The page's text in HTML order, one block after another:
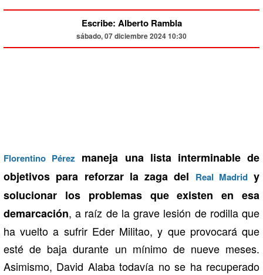
Escribe: Alberto Rambla
sábado, 07 diciembre 2024 10:30
Florentino Pérez maneja una lista interminable de
objetivos para reforzar la zaga del Real Madridy
solucionar los problemas que existen en esa
demarcación, a raíz de la grave lesión de rodilla que
ha vuelto a sufrir Eder Militao, y que provocará que
esté de baja durante un mínimo de nueve meses.
Asimismo, David Alaba todavía no se ha recuperado